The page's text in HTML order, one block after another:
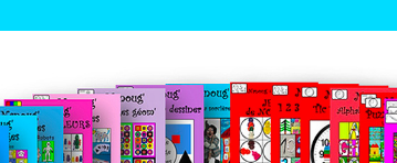
politique de confidentialitéici.